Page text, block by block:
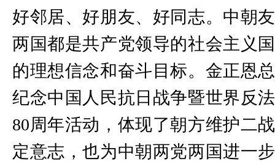
好邻居、好朋友、好同志。中朝
两国都是共产党领导的社会主义
的理想信念和奋斗目标。金正恩
纪念中国人民抗日战争暨世界反
80周年活动，体现了朝方维护二
定意志，也为中朝两党两国进一